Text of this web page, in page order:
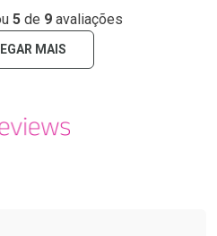
5 de 9 avaliações
MAIS